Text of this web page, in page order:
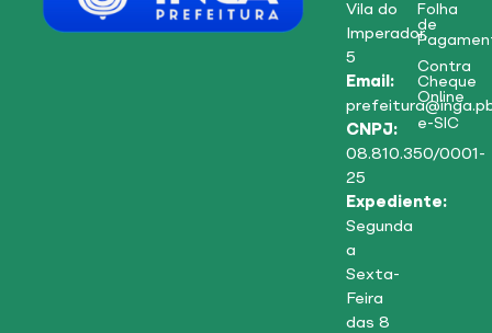
Vila do
Imperador,
5
Email:
CNPJ:
08.810.350/0001-
25
Expediente:
Segunda
a
Sexta-
Feira
das 8
Folha
de
Contra
Cheque
Online
e-SIC